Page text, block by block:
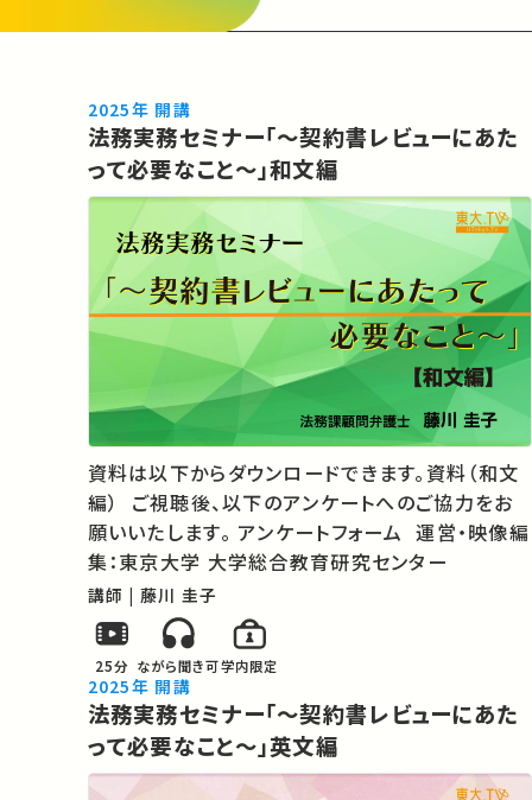
2025年 開講
法務実務セミナー「～契約書レビューにあた
って必要なこと～」和文編
資料は以下からダウンロードできます。資料（和文
編） ご視聴後、以下のアンケートへのご協力をお
願いいたします。 アンケートフォーム 運営・映像編
集：東京大学 大学総合教育研究センター
講師 | 藤川 圭子
25分 ながら聞き可学内限定
2025年 開講
法務実務セミナー「～契約書レビューにあた
って必要なこと～」英文編